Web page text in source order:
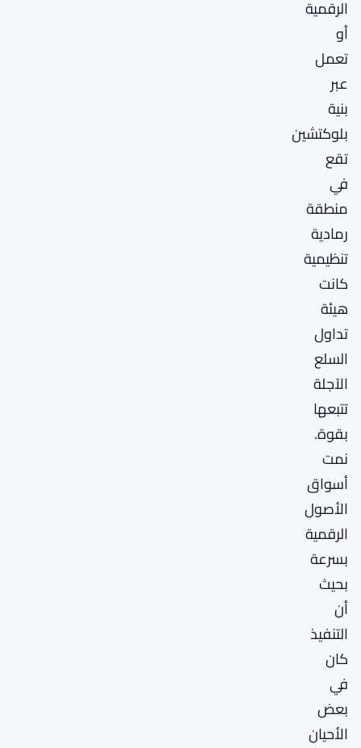
الرقمية
أو
تعمل
عبر
بنية
بلوكتشين
تقع
في
منطقة
رمادية
تنظيمية
كانت
هيئة
تداول
السلع
الآجلة
تتبعها
بقوة.
نمت
أسواق
الأصول
الرقمية
بسرعة
بحيث
أن
التنفيذ
كان
في
بعض
الأحيان